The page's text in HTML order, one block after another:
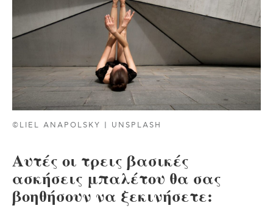
©LIEL ANAPOLSKY | UNSPLASH
Αυτές οι τρεις βασικές
ασκήσεις μπαλέτου θα σας
βοηθήσουν να ξεκινήσετε: